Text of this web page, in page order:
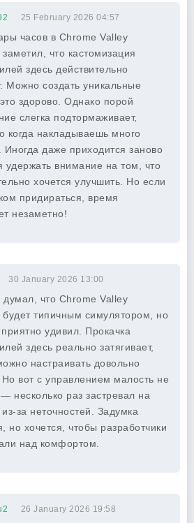
25 February 2026 04:57
часов в Chrome Valley
что кастомизация
здесь действительно
Можно создать уникальные
здорово. Однако порой
слегка подтормаживает,
когда накладываешь много
Иногда даже приходится заново
удержать внимание на том, что
хочется улучшить. Но если
придираться, время
незаметно!
30 January 2026 13:00
что Chrome Valley
будет типичным симулятором, но
удивил. Прокачка
здесь реально затягивает,
настраивать довольно
Но вот с управлением малость не
несколько раз застревал на
за неточностей. Задумка
но хочется, чтобы разработчики
над комфортом.
26 January 2026 19:58